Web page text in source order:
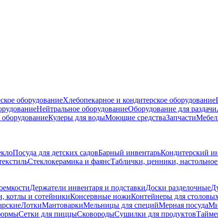
оборудованиеХлебопекарное и кондитерское оборудование
Нейтральное оборудованиеОборудование для раздачи
Кулеры для водыМоющие средстваЗапчасти
Посуда для детских садовБарный инвентарьКондитерский
Стеклокерамика и фаянсТаблички, ценники,
Держатели инвентаря и подставкиДоски разделочные
котлы и сотейникиКонсервные ножиКонтейнеры для
ЛоткиМантоваркиМельницы для специйМерная посуда
Сетки для пиццыСковородыСушилки для продуктов